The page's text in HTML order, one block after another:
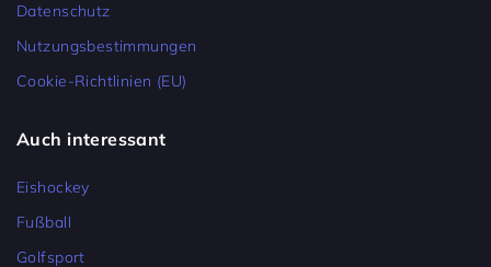
Datenschutz
Nutzungsbestimmungen
Cookie-Richtlinien (EU)
Auch interessant
Eishockey
Fußball
Golfsport